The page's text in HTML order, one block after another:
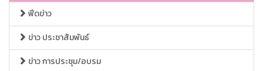
ฟีดข่าว
ข่าว ประชาสัมพันธ์
ข่าว การประชุม/อบรม